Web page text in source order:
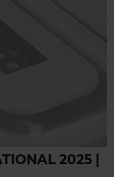
2025 |